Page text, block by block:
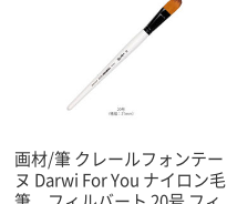
画材/筆 クレールフォンテー
ヌ Darwi For You ナイロン毛